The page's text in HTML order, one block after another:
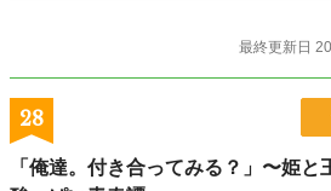
利を有していたが、リュウー
いて、悪事を暴き出す予定で
で、きっと最後までの自信は
先ずは、第一部投稿します
月1日12:00より第二部投稿し
ラーブも動き回ります リュウ
最終更新日
28
「俺達。付き合ってみる？」〜姫